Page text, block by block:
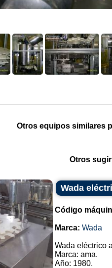
Otros equipos similares
Otros
Wada
Código
Marca: Wada
Wada eléctrico
Marca: ama.
Año: 1980.